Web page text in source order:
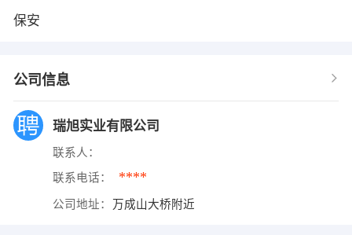
保安
公司信息
瑞旭实业有限公司
联系人：
联系电话： ****
公司地址： 万成山大桥附近